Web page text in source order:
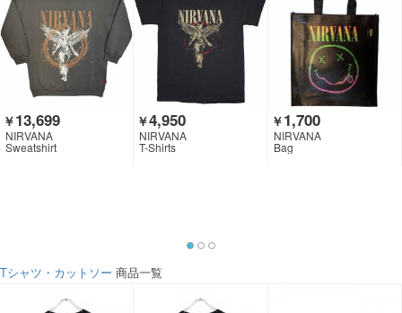
￥13,699
NIRVANA
Sweatshirt
￥4,950
NIRVANA
T-Shirts
￥1,700
NIRVANA
Bag
Tシャツ・カットソー 商品一覧